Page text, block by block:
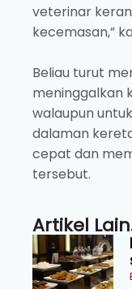
veterinar
kecemasan,”
Beliau turut
meninggalkan
walaupun
dalaman
cepat dan
tersebut.
Artikel